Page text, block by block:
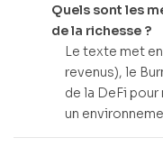
Quels sont les
de la richesse ?
Le texte met
revenus), le
de la DeFi
un